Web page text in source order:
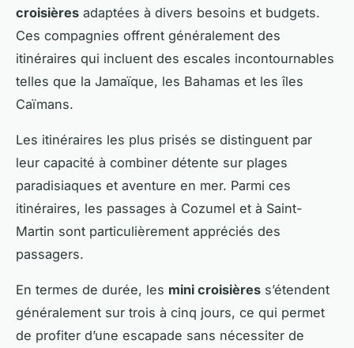
croisières adaptées à divers besoins et budgets.
Ces compagnies offrent généralement des
itinéraires qui incluent des escales incontournables
telles que la Jamaïque, les Bahamas et les îles
Caïmans.
Les itinéraires les plus prisés se distinguent par
leur capacité à combiner détente sur plages
paradisiaques et aventure en mer. Parmi ces
itinéraires, les passages à Cozumel et à Saint-
Martin sont particulièrement appréciés des
passagers.
En termes de durée, les mini croisières s’étendent
généralement sur trois à cinq jours, ce qui permet
de profiter d’une escapade sans nécessiter de